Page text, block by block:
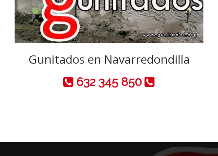
Gunitados en Navarredondilla
632 345 850